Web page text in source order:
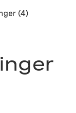
(4)